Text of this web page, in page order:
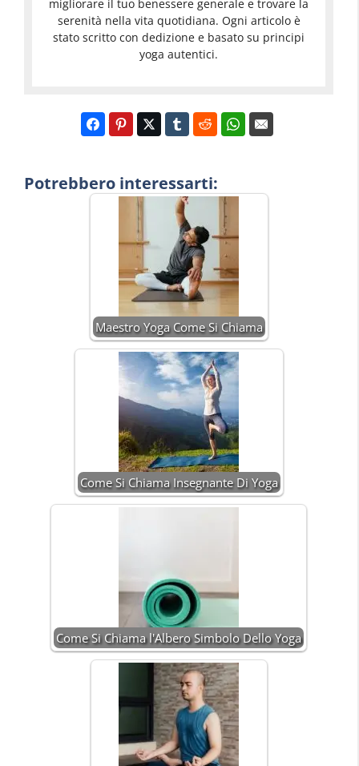
migliorare il tuo benessere generale e trovare la
serenità nella vita quotidiana. Ogni articolo è
stato scritto con dedizione e basato su principi
yoga autentici.
Potrebbero interessarti:
Maestro Yoga Come Si Chiama
Come Si Chiama Insegnante Di Yoga
Come Si Chiama l'Albero Simbolo Dello Yoga